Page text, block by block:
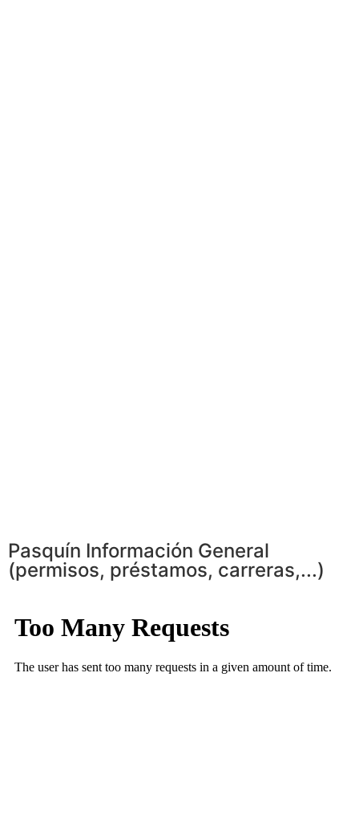
Pasquín Información General
(permisos, préstamos, carreras,...)